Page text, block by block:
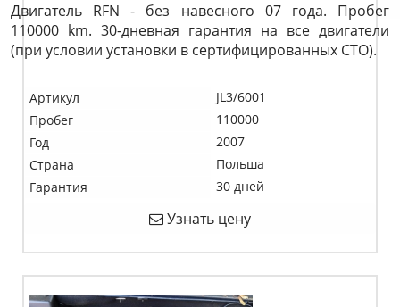
Двигатель RFN - без навесного 07 года. Пробег
110000 km. 30-дневная гарантия на все двигатели
(при условии установки в сертифицированных СТО).
Артикул
JL3/6001
Пробег
110000
Год
2007
Страна
Польша
Гарантия
30 дней
Узнать цену